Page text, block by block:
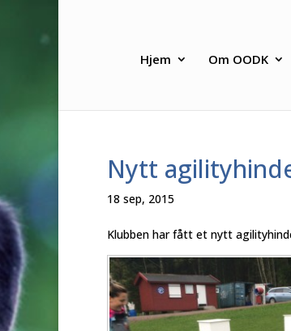
Hjem Om OODK
Nytt
18 sep, 2015
Klubben har fått et nytt